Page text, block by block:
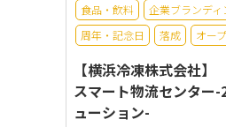
食品・飲料
企業ブランディ
周年・記念日
落成 オー
【横浜冷凍株式会社
スマート物流センター-
ューション-